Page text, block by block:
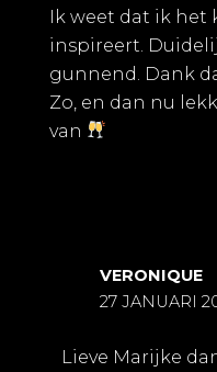
Ik weet dat ik het
inspireert.
gunnend. Dank
Zo, en dan nu
van
VERONIQUE
27 JANUARI
Lieve Marijke